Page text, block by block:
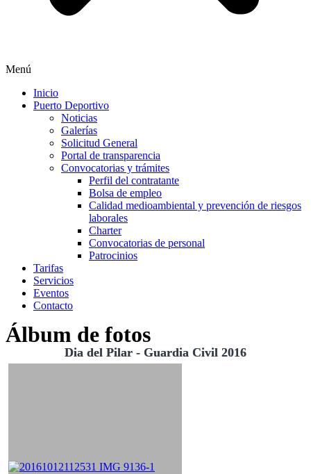
Menú
Inicio
Puerto Deportivo
Noticias
Galerías
Solicitud General
Portal de transparencia
Convocatorias y trámites
Perfil del contratante
Bolsa de empleo
Calidad medioambiental y prevención de riesgos
laborales
Charter
Convocatorias de personal
Patrocinios
Tarifas
Servicios
Eventos
Contacto
Álbum de fotos
Dia del Pilar - Guardia Civil 2016